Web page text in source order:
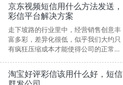
京东视频短信用什么方法发送，
彩信平台解决方案
走下坡路的行业里中，经营销售创意丰
富多彩，差异化很低，似乎我们大约只
有疯狂压缩成本才能使得公司的正常运
更加躁动不安和挖空心思。
淘宝好评彩信该用什么好，短信